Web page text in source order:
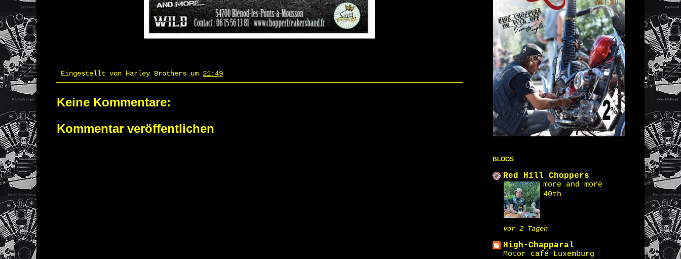
Eingestellt von Harley Brothers um 21:49
Keine Kommentare:
Kommentar veröffentlichen
BLOGS
Red Hill Choppers
more and more
40th
vor 2 Tagen
High-Chapparal
Motor café Luxemburg